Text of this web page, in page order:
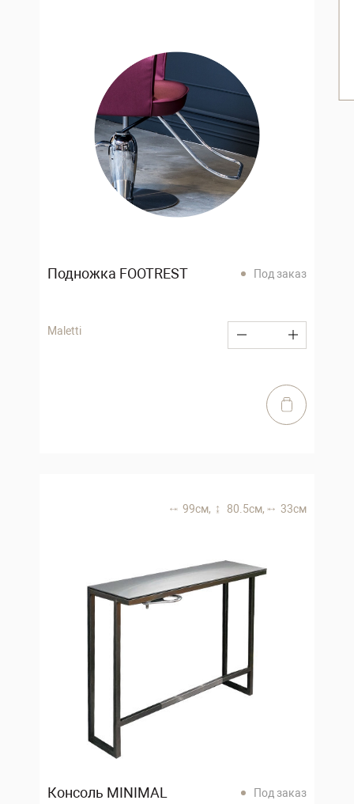
Подножка FOOTREST Под заказ
Maletti
99 см, 80.5 см, 33 см
Консоль MINIMAL Под заказ